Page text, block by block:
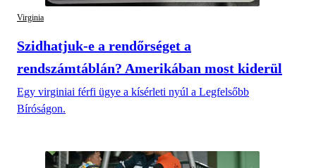
Virginia
Szidhatjuk-e a rendőrséget a
rendszámtáblán? Amerikában most kiderül
Egy virginiai férfi ügye a kísérleti nyúl a Legfelsőbb
Bíróságon.